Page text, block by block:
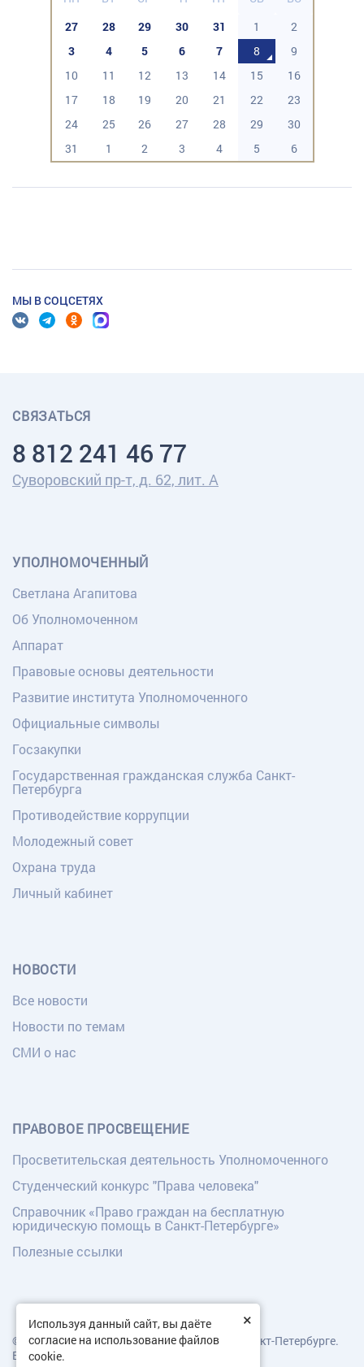
27
28 29 30 31 1
2
3
4 5 6 7 8
9
10
11 12 13 14 15
16
17
18 19 20 21 22
23
24
25 26 27 28 29
30
31
1 2 3 4 5 6
МЫ В СОЦСЕТЯХ
СВЯЗАТЬСЯ
8 812 241 46 77
Суворовский пр-т, д. 62, лит. А
УПОЛНОМОЧЕННЫЙ
Светлана Агапитова
Об Уполномоченном
Аппарат
Правовые основы деятельности
Развитие института Уполномоченного
Официальные символы
Госзакупки
Государственная гражданская служба Санкт-
Петербурга
Противодействие коррупции
Молодежный совет
Охрана труда
Личный кабинет
НОВОСТИ
Все новости
Новости по темам
СМИ о нас
ПРАВОВОЕ ПРОСВЕЩЕНИЕ
Просветительская деятельность Уполномоченного
Студенческий конкурс "Права человека"
Справочник «Право граждан на бесплатную
юридическую помощь в Санкт-Петербурге»
Полезные ссылки
© Уполномоченный по правам человека в Санкт-Петербурге.
Все права защищены.
×
Используя данный сайт, вы даёте
согласие на использование файлов
cookie.